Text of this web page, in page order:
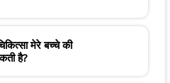
मेरे बच्चे की
है?